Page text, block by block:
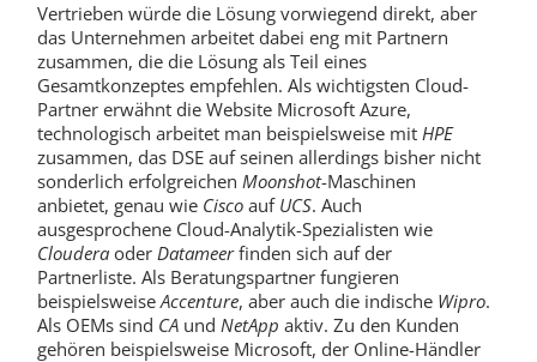
Vertrieben würde die Lösung vorwiegend direkt, aber
das Unternehmen arbeitet dabei eng mit Partnern
zusammen, die die Lösung als Teil eines
Gesamtkonzeptes empfehlen. Als wichtigsten Cloud-
Partner erwähnt die Website Microsoft Azure,
technologisch arbeitet man beispielsweise mit HPE
zusammen, das DSE auf seinen allerdings bisher nicht
sonderlich erfolgreichen Moonshot-Maschinen
anbietet, genau wie Ciscoauf UCS. Auch
ausgesprochene Cloud-Analytik-Spezialisten wie
Clouderaoder Datameerfinden sich auf der
Partnerliste. Als Beratungspartner fungieren
beispielsweiseAccenture, aber auch die indische Wipro.
Als OEMs sind CAund NetApp aktiv. Zu den Kunden
gehören beispielsweise Microsoft, der Online-Händler